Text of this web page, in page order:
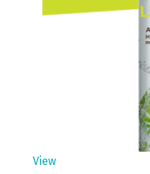
View